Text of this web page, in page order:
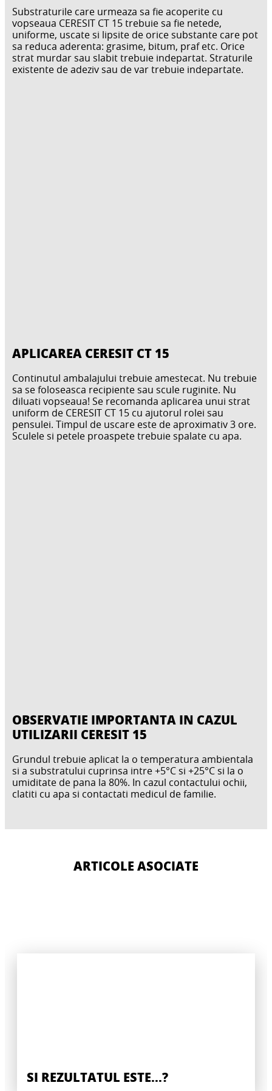
Substraturile care urmeaza sa fie acoperite cu
vopseaua CERESIT CT 15 trebuie sa fie netede,
uniforme, uscate si lipsite de orice substante care pot
sa reduca aderenta: grasime, bitum, praf etc. Orice
strat murdar sau slabit trebuie indepartat. Straturile
existente de adeziv sau de var trebuie indepartate.
APLICAREA CERESIT CT 15
Continutul ambalajului trebuie amestecat. Nu trebuie
sa se foloseasca recipiente sau scule ruginite. Nu
diluati vopseaua! Se recomanda aplicarea unui strat
uniform de CERESIT CT 15 cu ajutorul rolei sau
pensulei. Timpul de uscare este de aproximativ 3 ore.
Sculele si petele proaspete trebuie spalate cu apa.
OBSERVATIE IMPORTANTA IN CAZUL
UTILIZARII CERESIT 15
Grundul trebuie aplicat la o temperatura ambientala
si a substratului cuprinsa intre +5°C si +25°C si la o
umiditate de pana la 80%. In cazul contactului ochii,
clatiti cu apa si contactati medicul de familie.
ARTICOLE ASOCIATE
SI REZULTATUL ESTE...?